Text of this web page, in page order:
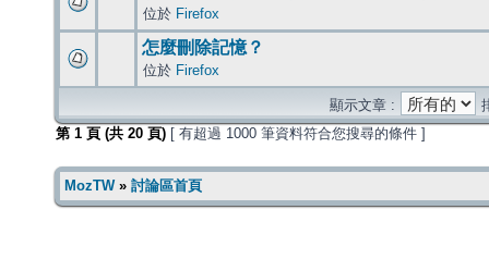
位於 Firefox
怎麼刪除記憶？
位於 Firefox
顯示文章 :
第 1 頁 (共 20 頁) [ 有超過 1000 筆資料符合您搜尋的條件 ]
MozTW» 討論區首頁